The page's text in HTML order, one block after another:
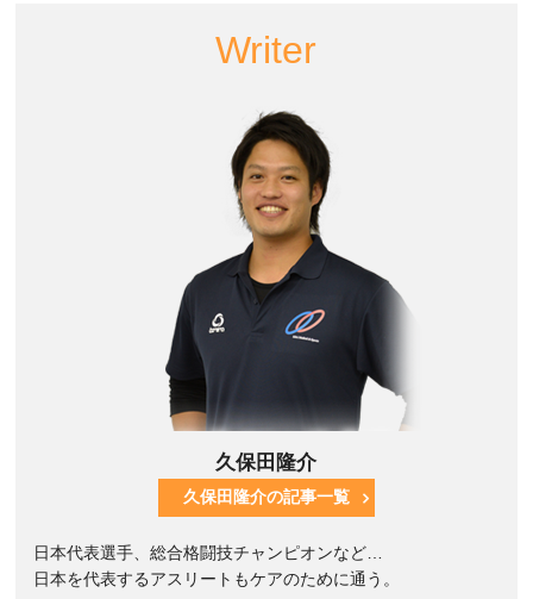
Writer
久保田隆介
久保田隆介の記事一覧
日本代表選手、総合格闘技チャンピオンなど…
日本を代表するアスリートもケアのために通う。